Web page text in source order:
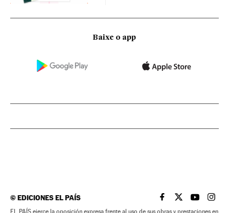
Baixe o app
©EDICIONES EL PAÍS EL PAÍS BRASIL EN
EL PAÍSEL PAÍS
EL
EL PAÍS ejerce la oposición expresa frente al uso de sus obras y prestaciones en